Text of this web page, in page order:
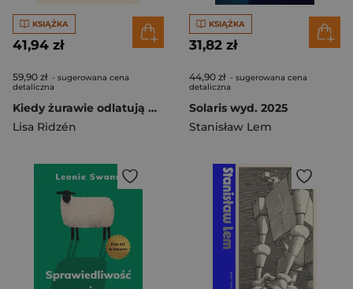
KSIĄŻKA
41,94 zł
59,90 zł - sugerowana cena
detaliczna
Kiedy żurawie odlatują na południe
Lisa Ridzén
KSIĄŻKA
31,82 zł
44,90 zł - sugerowana cena
detaliczna
Solaris wyd. 2025
Stanisław Lem